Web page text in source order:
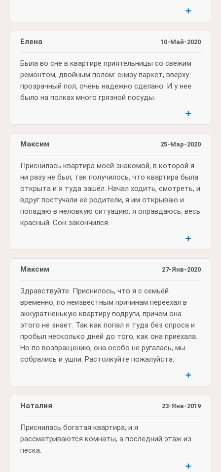
➕
10-Май-2020
Елена
Была во сне в квартире приятельницы со свежим
ремонтом, двойным полом: снизу паркет, вверху
прозрачный пол, очень надежно сделано. И у нее
было на полках много грязной посуды.
➕
25-Мар-2020
Максим
Приснилась квартира моей знакомой, в которой я
ни разу не был, так получилось, что квартира была
открыта и я туда зашёл. Начал ходить, смотреть, и
вдруг постучали её родители, я им открываю и
попадаю в неловкую ситуацию, я оправдаюсь, весь
красный. Сон закончился.
➕
27-Янв-2020
Максим
Здравствуйте. Приснилось, что я с семьёй
временно, по неизвестным причинам переехал в
аккуратненькую квартиру подруги, причём она
этого не знает. Так как попал я туда без спроса и
пробыл несколько дней до того, как она приехала.
Но по возвращению, она особо не ругалась, мы
собрались и ушли. Растолкуйте пожалуйста.
➕
23-Янв-2019
Наталия
Приснилась богатая квартира, и я
рассматриваются комнаты, а последний этаж из
песка.
➕